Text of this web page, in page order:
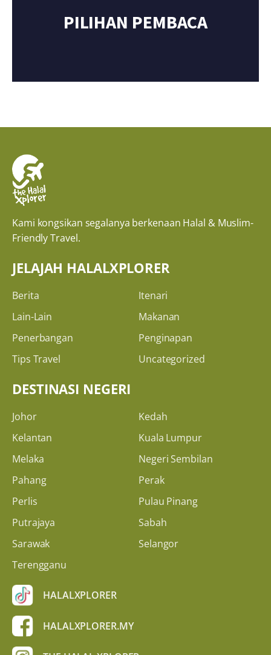
PILIHAN PEMBACA
Kami kongsikan segalanya berkenaan Halal & Muslim-
Friendly Travel.
JELAJAH HALALXPLORER
Berita
Itenari
Lain-Lain
Makanan
Penerbangan
Penginapan
Tips Travel
Uncategorized
DESTINASI NEGERI
Johor
Kedah
Kelantan
Kuala Lumpur
Melaka
Negeri Sembilan
Pahang
Perak
Perlis
Pulau Pinang
Putrajaya
Sabah
Sarawak
Selangor
Terengganu
HALALXPLORER
HALALXPLORER.MY